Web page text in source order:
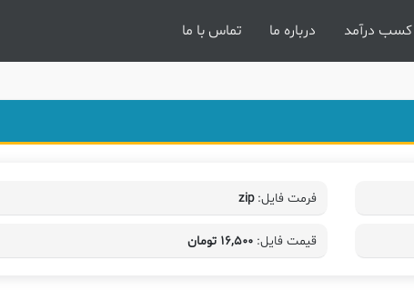
کسب درآمد درباره ما تماس با ما
فرمت فایل:zip
قیمت فایل: ۱۶,۵۰۰ تومان